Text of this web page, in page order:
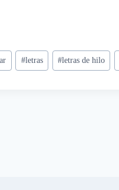
#letras #letras de hilo